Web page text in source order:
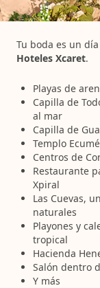
Tu boda es un
Hoteles Xcaret.
Playas de
Capilla de
al mar
Capilla de
Templo
Centros de
Restaurante
Xpiral
Las Cuevas,
naturales
Playones y
tropical
Hacienda
Salón dentro
Y más